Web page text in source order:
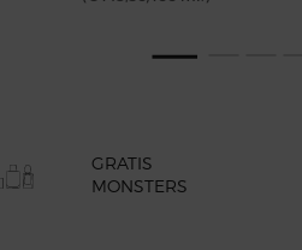
GRATIS
MONSTERS